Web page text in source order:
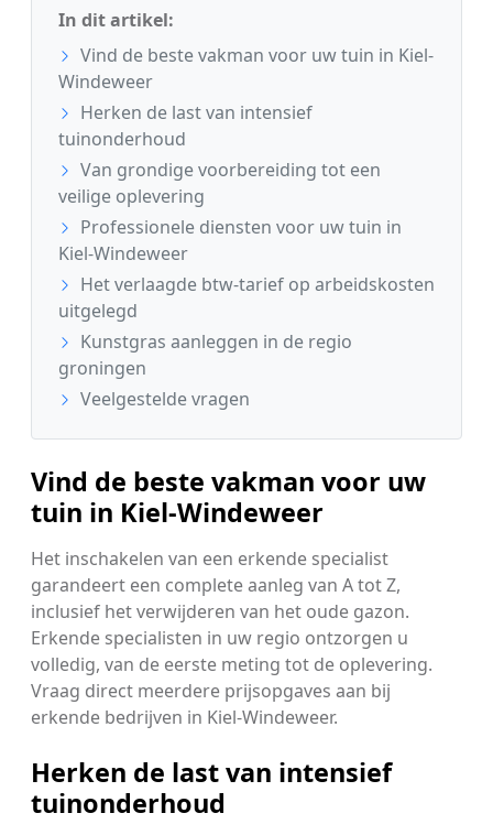
In dit artikel:
Vind de beste vakman voor uw tuin in Kiel-
Windeweer
Herken de last van intensief
tuinonderhoud
Van grondige voorbereiding tot een
veilige oplevering
Professionele diensten voor uw tuin in
Kiel-Windeweer
Het verlaagde btw-tarief op arbeidskosten
uitgelegd
Kunstgras aanleggen in de regio
groningen
Veelgestelde vragen
Vind de beste vakman voor uw
tuin in Kiel-Windeweer
Het inschakelen van een erkende specialist
garandeert een complete aanleg van A tot Z,
inclusief het verwijderen van het oude gazon.
Erkende specialisten in uw regio ontzorgen u
volledig, van de eerste meting tot de oplevering.
Vraag direct meerdere prijsopgaves aan bij
erkende bedrijven in Kiel-Windeweer.
Herken de last van intensief
tuinonderhoud